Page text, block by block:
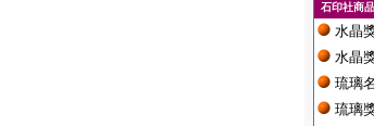
石印社商
水晶
水晶
琉璃
琉璃